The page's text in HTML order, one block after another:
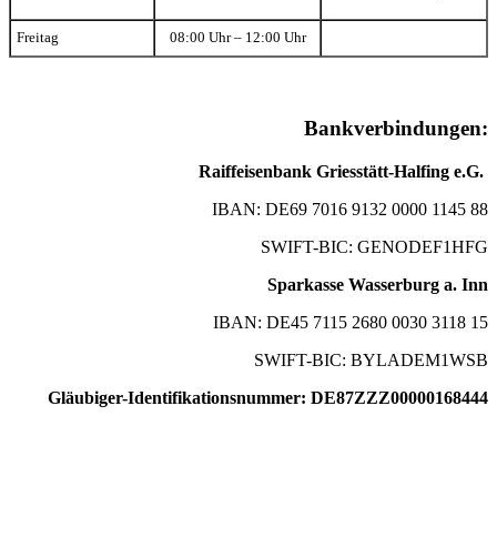
Freitag 08:00 Uhr – 12:00 Uhr
Bankverbindungen:
Raiffeisenbank Griesstätt-Halfing e.G.
IBAN: DE69 7016 9132 0000 1145 88
SWIFT-BIC: GENODEF1HFG
Sparkasse Wasserburg a. Inn
IBAN: DE45 7115 2680 0030 3118 15
SWIFT-BIC: BYLADEM1WSB
Gläubiger-Identifikationsnummer: DE87ZZZ00000168444